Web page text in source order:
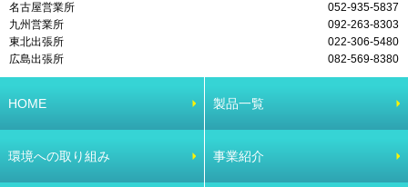
名古屋営業所
052-935-5837
九州営業所
092-263-8303
東北出張所
022-306-5480
広島出張所
082-569-8380
HOME 製品一覧
環境への取り組み 事業紹介